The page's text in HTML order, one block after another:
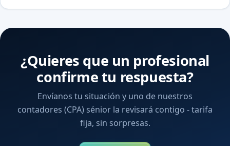
¿Quieres que un profesional
confirme tu respuesta?
Envíanos tu situación y uno de nuestros
contadores (CPA) sénior la revisará contigo - tarifa
fija, sin sorpresas.